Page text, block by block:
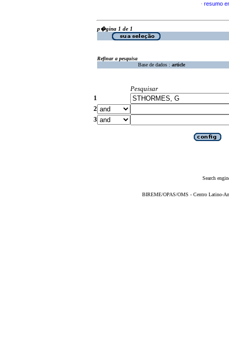
· resumo
p�gina 1 de 1
Refinar a pesquisa
Base de dados : article
Pesquisar
1
2
3
Search
BIREME/OPAS/OMS - Centro Latino-